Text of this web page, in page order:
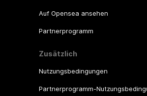
Auf Opensea ansehen
Partnerprogramm
Zusätzlich
Nutzungsbedingungen
Partnerprogramm-